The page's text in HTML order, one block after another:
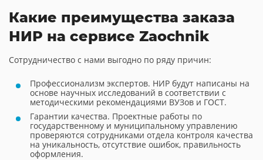
Какие преимущества заказа
НИР на сервисе Zaochnik
Сотрудничество с нами выгодно по ряду причин:
Профессионализм экспертов. НИР будут написаны на
основе научных исследований в соответствии с
методическими рекомендациями ВУЗов и ГОСТ.
Гарантии качества. Проектные работы по
государственному и муниципальному управлению
проверяются сотрудниками отдела контроля качества
на уникальность, отсутствие ошибок, правильность
оформления.